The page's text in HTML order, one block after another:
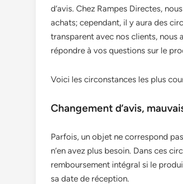
d’avis. Chez Rampes Directes,
achats; cependant, il y aura des
transparent avec nos clients,
répondre à vos questions sur le
Voici les circonstances les plus
Changement d’avis,
Parfois, un objet ne correspond
n’en avez plus besoin. Dans ces
remboursement intégral si le
sa date de réception.